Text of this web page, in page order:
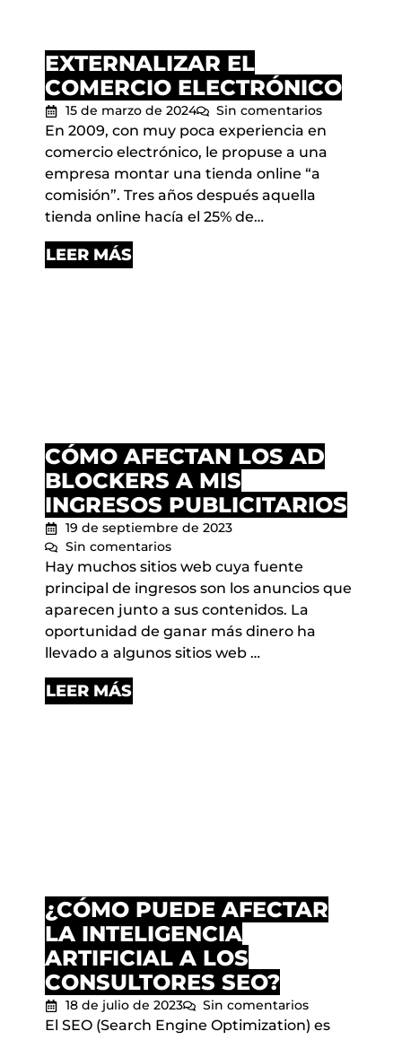
EXTERNALIZAR EL
COMERCIO ELECTRÓNICO
15 de marzo de 2024 Sin comentarios
En 2009, con muy poca experiencia en
comercio electrónico, le propuse a una
empresa montar una tienda online “a
comisión”. Tres años después aquella
tienda online hacía el 25% de…
LEER MÁS
CÓMO AFECTAN LOS AD
BLOCKERS A MIS
INGRESOS PUBLICITARIOS
19 de septiembre de 2023
Sin comentarios
Hay muchos sitios web cuya fuente
principal de ingresos son los anuncios que
aparecen junto a sus contenidos. La
oportunidad de ganar más dinero ha
llevado a algunos sitios web …
LEER MÁS
¿CÓMO PUEDE AFECTAR
LA INTELIGENCIA
ARTIFICIAL A LOS
CONSULTORES SEO?
18 de julio de 2023 Sin comentarios
El SEO (Search Engine Optimization) es